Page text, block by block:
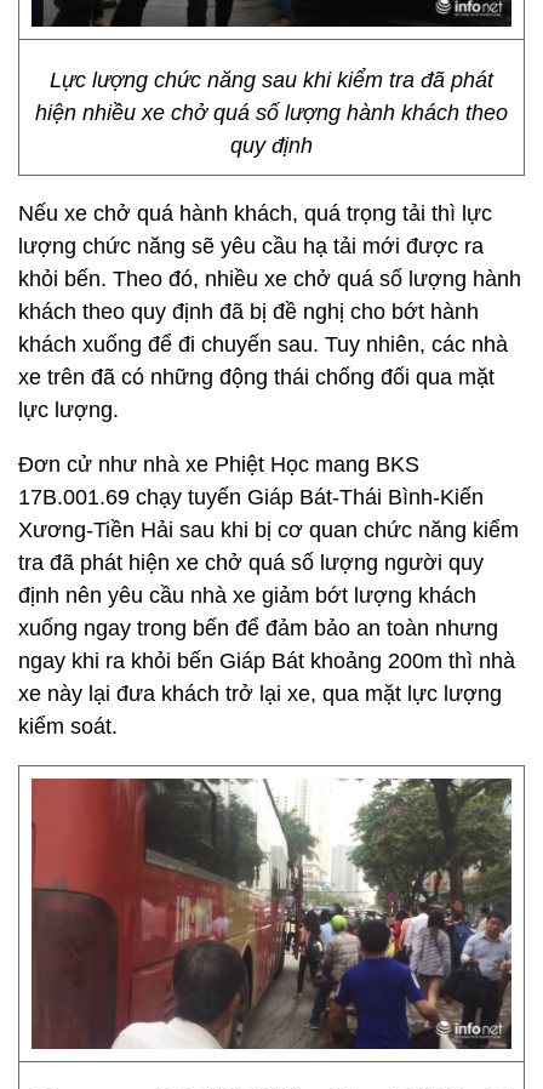
Lực lượng chức năng sau khi kiểm tra đã phát
hiện nhiều xe chở quá số lượng hành khách theo
quy định
Nếu xe chở quá hành khách, quá trọng tải thì lực
lượng chức năng sẽ yêu cầu hạ tải mới được ra
khỏi bến. Theo đó, nhiều xe chở quá số lượng hành
khách theo quy định đã bị đề nghị cho bớt hành
khách xuống để đi chuyến sau. Tuy nhiên, các nhà
xe trên đã có những động thái chống đối qua mặt
lực lượng.
Đơn cử như nhà xe Phiệt Học mang BKS
17B.001.69 chạy tuyến Giáp Bát-Thái Bình-Kiến
Xương-Tiền Hải sau khi bị cơ quan chức năng kiểm
tra đã phát hiện xe chở quá số lượng người quy
định nên yêu cầu nhà xe giảm bớt lượng khách
xuống ngay trong bến để đảm bảo an toàn nhưng
ngay khi ra khỏi bến Giáp Bát khoảng 200m thì nhà
xe này lại đưa khách trở lại xe, qua mặt lực lượng
kiểm soát.